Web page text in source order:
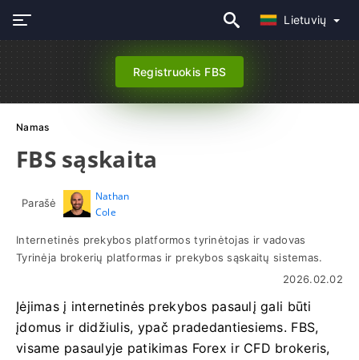
Lietuvių
Registruokis FBS
Namas
FBS sąskaita
Parašė
Nathan
Cole
Internetinės prekybos platformos tyrinėtojas ir vadovas
Tyrinėja brokerių platformas ir prekybos sąskaitų sistemas.
2026.02.02
Įėjimas į internetinės prekybos pasaulį gali būti
įdomus ir didžiulis, ypač pradedantiesiems. FBS,
visame pasaulyje patikimas Forex ir CFD brokeris,